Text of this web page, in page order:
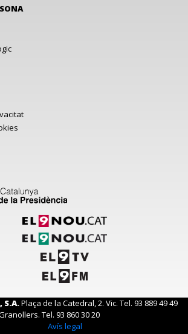
S.A.Plaça de la Catedral, 2. Vic. Tel. 93 889 49 49
Tel. 93 860 30 20
Avís legal